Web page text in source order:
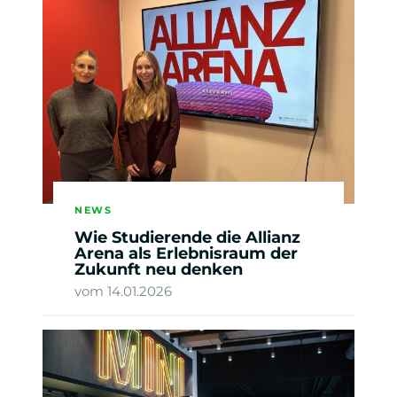
NEWS
Wie Studierende die Allianz
Arena als Erlebnisraum der
Zukunft neu denken
vom 14.01.2026